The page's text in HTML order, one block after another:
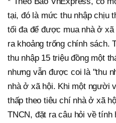
tại, đó là mức thu nhập chịu
tối đa để được mua nhà ở
ra khoảng trống chính sách.
thu nhập 15 triệu đồng một
nhưng vẫn được coi là "thu
nhà ở xã hội. Khi một người
thấp theo tiêu chí nhà ở xã
TNCN, đặt ra câu hỏi về